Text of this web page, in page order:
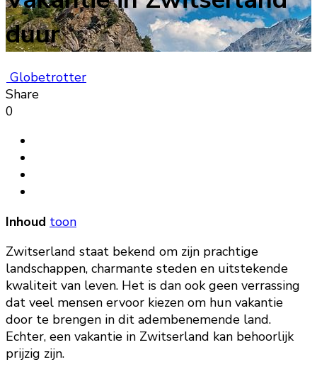
duur
Globetrotter
Share
0
Inhoud toon
Zwitserland staat bekend om zijn prachtige
landschappen, charmante steden en uitstekende
kwaliteit van leven. Het is dan ook geen verrassing
dat veel mensen ervoor kiezen om hun vakantie
door te brengen in dit adembenemende land.
Echter, een vakantie in Zwitserland kan behoorlijk
prijzig zijn.